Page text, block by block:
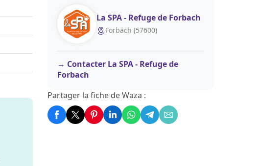
La SPA - Refuge de Forbach
Forbach (57600)
Contacter La SPA - Refuge de
Forbach
Partager la fiche de Waza :